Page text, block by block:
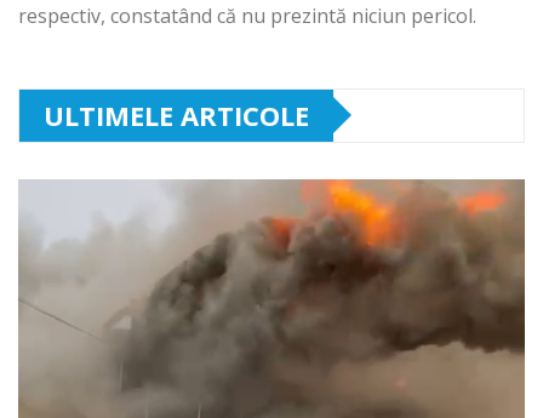
respectiv, constatând că nu prezintă niciun pericol.
ULTIMELE ARTICOLE